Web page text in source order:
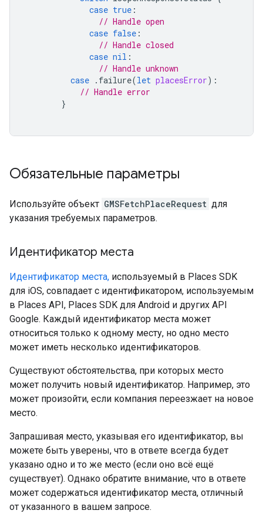
case true :
// Handle open
case false :
// Handle closed
case nil :
// Handle unknown
case . failure(let placesError):
// Handle error
}
Обязательные параметры
Используйте объект GMSFetchPlaceRequest для
указания требуемых параметров.
Идентификатор места
Идентификатор места, используемый в Places SDK
для iOS, совпадает с идентификатором, используемым
в Places API, Places SDK для Android и других API
Google. Каждый идентификатор места может
относиться только к одному месту, но одно место
может иметь несколько идентификаторов.
Существуют обстоятельства, при которых место
может получить новый идентификатор. Например, это
может произойти, если компания переезжает на новое
место.
Запрашивая место, указывая его идентификатор, вы
можете быть уверены, что в ответе всегда будет
указано одно и то же место (если оно всё ещё
существует). Однако обратите внимание, что в ответе
может содержаться идентификатор места, отличный
от указанного в вашем запросе.